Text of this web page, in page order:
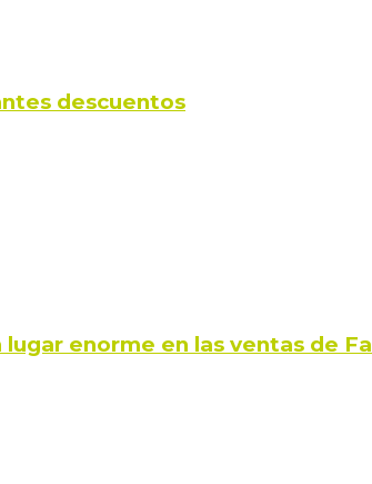
descuentos
enorme en las ventas de